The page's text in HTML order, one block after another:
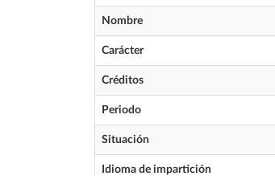
Nombre
Carácter
Créditos
Periodo
Situación
Idioma de impartición